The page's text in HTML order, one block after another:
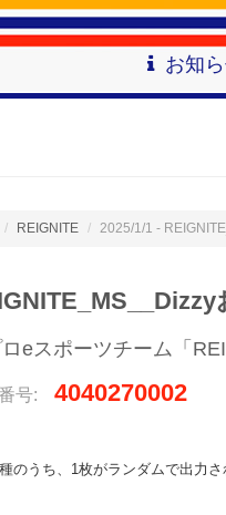
お知
REIGNITE 2025/1/1 -
ロeスポーツチーム「
号: 4040270002
のうち、1枚がランダムで出力さ